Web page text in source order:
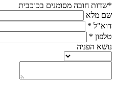
*שדות חובה מסומנים בכוכבית
שם מלא
דוא"ל *
טלפון *
נושא הפניה